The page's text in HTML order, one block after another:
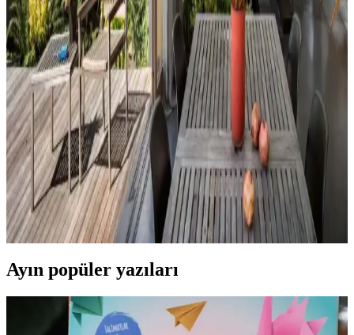
Hermes Dekor Ürünleri İncelemesi: Ella'dan
Alışveriş ve Ürün Kalitesi Değerlendirmesi
Ella satıcısından alınan Hermes dekor ürünleri, yüksek deri kalitesi
ve detaylı işçiliğiyle öne çıkıyor. Ürünlerin boyutları beklentileri
aşarken, fiyat ve orijinallik tartışmaları da dikkat çekiyor.
Veranda Dekorasyonunda Bitki Seçimi, Aydınlatma
ve Mobilya Düzenlemeleriyle Estetik İyileştirme
Yöntemleri
Veranda dekorasyonunda bitkiler, halılar, aydınlatma ve mobilyaların
uyumlu kullanımı mekânı daha davetkâr ve fonksiyonel kılar. Doğru
seçimler verandanın atmosferini ve dış görünümünü güçlendirir.
Ayın popüler yazıları